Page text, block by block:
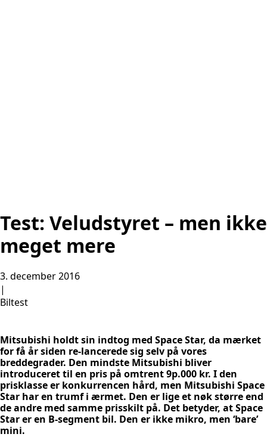
Test: Veludstyret – men ikke
meget mere
3. december 2016
|
Biltest
Mitsubishi holdt sin indtog med Space Star, da mærket
for få år siden re-lancerede sig selv på vores
breddegrader. Den mindste Mitsubishi bliver
introduceret til en pris på omtrent 9p.000 kr. I den
prisklasse er konkurrencen hård, men Mitsubishi Space
Star har en trumf i ærmet. Den er lige et nøk større end
de andre med samme prisskilt på. Det betyder, at Space
Star er en B-segment bil. Den er ikke mikro, men ‘bare’
mini.